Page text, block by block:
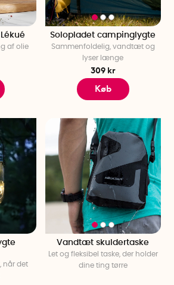
af olie
Solopladet campinglygte
Sammenfoldelig, vandtæt og
lyser længe
309 kr
Køb
når det
Vandtæt skuldertaske
Let og fleksibel taske, der holder
dine ting tørre